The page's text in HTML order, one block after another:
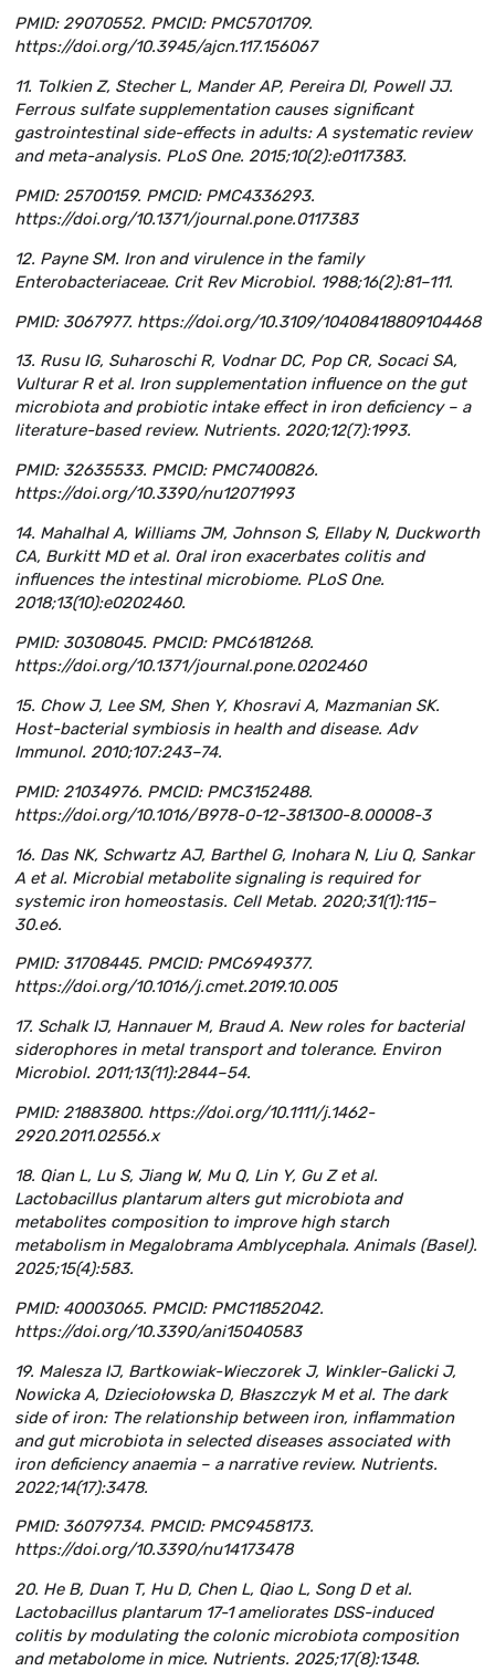
PMID: 29070552. PMCID: PMC5701709.
https://doi.org/10.3945/ajcn.117.156067
11. Tolkien Z, Stecher L, Mander AP, Pereira DI, Powell JJ.
Ferrous sulfate supplementation causes significant
gastrointestinal side-effects in adults: A systematic review
and meta-analysis. PLoS One. 2015;10(2):e0117383.
PMID: 25700159. PMCID: PMC4336293.
https://doi.org/10.1371/journal.pone.0117383
12. Payne SM. Iron and virulence in the family
Enterobacteriaceae. Crit Rev Microbiol. 1988;16(2):81–111.
PMID: 3067977. https://doi.org/10.3109/10408418809104468
13. Rusu IG, Suharoschi R, Vodnar DC, Pop CR, Socaci SA,
Vulturar R et al. Iron supplementation influence on the gut
microbiota and probiotic intake effect in iron deficiency – a
literature-based review. Nutrients. 2020;12(7):1993.
PMID: 32635533. PMCID: PMC7400826.
https://doi.org/10.3390/nu12071993
14. Mahalhal A, Williams JM, Johnson S, Ellaby N, Duckworth
CA, Burkitt MD et al. Oral iron exacerbates colitis and
influences the intestinal microbiome. PLoS One.
2018;13(10):e0202460.
PMID: 30308045. PMCID: PMC6181268.
https://doi.org/10.1371/journal.pone.0202460
15. Chow J, Lee SM, Shen Y, Khosravi A, Mazmanian SK.
Host-bacterial symbiosis in health and disease. Adv
Immunol. 2010;107:243–74.
PMID: 21034976. PMCID: PMC3152488.
https://doi.org/10.1016/B978-0-12-381300-8.00008-3
16. Das NK, Schwartz AJ, Barthel G, Inohara N, Liu Q, Sankar
A et al. Microbial metabolite signaling is required for
systemic iron homeostasis. Cell Metab. 2020;31(1):115–
30.e6.
PMID: 31708445. PMCID: PMC6949377.
https://doi.org/10.1016/j.cmet.2019.10.005
17. Schalk IJ, Hannauer M, Braud A. New roles for bacterial
siderophores in metal transport and tolerance. Environ
Microbiol. 2011;13(11):2844–54.
PMID: 21883800. https://doi.org/10.1111/j.1462-
2920.2011.02556.x
18. Qian L, Lu S, Jiang W, Mu Q, Lin Y, Gu Z et al.
Lactobacillus plantarum alters gut microbiota and
metabolites composition to improve high starch
metabolism in Megalobrama Amblycephala. Animals (Basel).
2025;15(4):583.
PMID: 40003065. PMCID: PMC11852042.
https://doi.org/10.3390/ani15040583
19. Malesza IJ, Bartkowiak-Wieczorek J, Winkler-Galicki J,
Nowicka A, Dzieciołowska D, Błaszczyk M et al. The dark
side of iron: The relationship between iron, inflammation
and gut microbiota in selected diseases associated with
iron deficiency anaemia – a narrative review. Nutrients.
2022;14(17):3478.
PMID: 36079734. PMCID: PMC9458173.
https://doi.org/10.3390/nu14173478
20. He B, Duan T, Hu D, Chen L, Qiao L, Song D et al.
Lactobacillus plantarum 17-1 ameliorates DSS-induced
colitis by modulating the colonic microbiota composition
and metabolome in mice. Nutrients. 2025;17(8):1348.